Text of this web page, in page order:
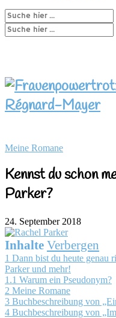
Meine Romane
Kennst du schon
Parker?
24. September 2018
Inhalte Verbergen
1 Dann bist du heute genau
Parker und mehr!
1.1 Warum ein Pseudonym?
2 Meine Romane
3 Buchbeschreibung von
4 Buchbeschreibung von